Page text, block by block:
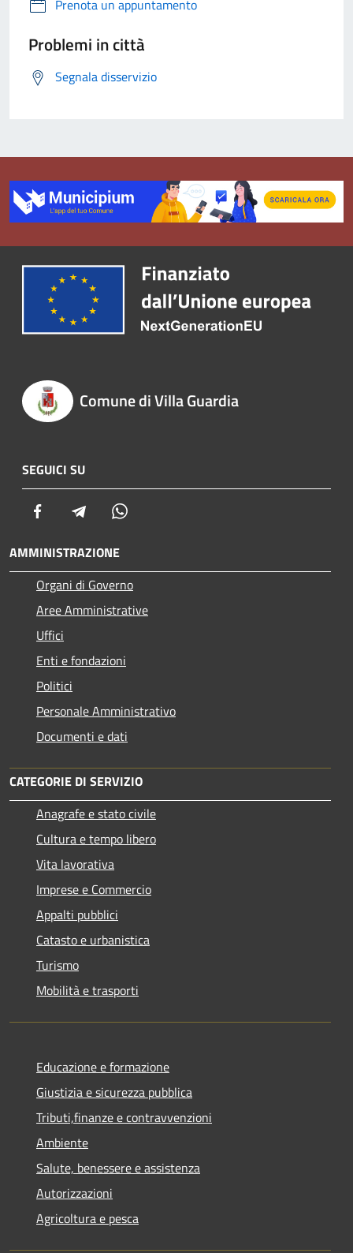
Prenota un appuntamento
Problemi in città
Segnala disservizio
Comune di Villa Guardia
SEGUICI SU
Facebook Telegram
AMMINISTRAZIONE
Organi di Governo
Aree Amministrative
Uffici
Enti e fondazioni
Politici
Personale Amministrativo
Documenti e dati
CATEGORIE DI SERVIZIO
Anagrafe e stato civile
Cultura e tempo libero
Vita lavorativa
Imprese e Commercio
Appalti pubblici
Catasto e urbanistica
Turismo
Mobilità e trasporti
Educazione e formazione
Giustizia e sicurezza pubblica
Tributi,finanze e contravvenzioni
Ambiente
Salute, benessere e assistenza
Autorizzazioni
Agricoltura e pesca